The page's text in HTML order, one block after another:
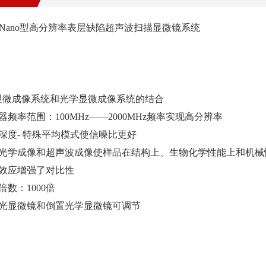
型高分辨率表层缺陷超声波扫描显微镜系统
微成像系统和光学显微成像系统的结合
频率范围：100MHz——2000MHz频率实现高分辨率
度- 特殊平均模式使信噪比更好
学成像和超声波成像使样品在结构上、生物化学性能上和机械
应增强了对比性
数：1000倍
显微镜和倒置光学显微镜可调节